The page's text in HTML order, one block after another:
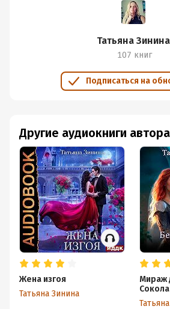
Татьяна Зинина
107 книг
Подписаться на
Другие аудиокниги автора
Жена изгоя
Татьяна Зинина
Мираж
Сокола